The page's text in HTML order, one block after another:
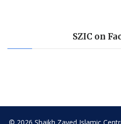
SZIC on
© 2026 Shaikh Zayed Islamic